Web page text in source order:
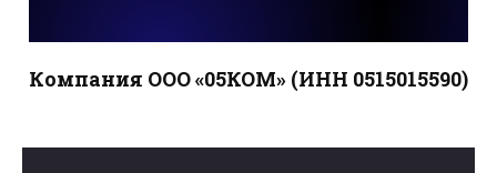
Компания ООО «05КОМ» (ИНН 0515015590)